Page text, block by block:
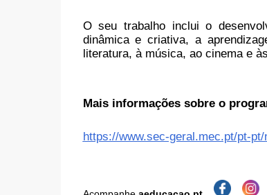
O seu trabalho inclui o
dinâmica e criativa, a
literatura, à música, ao cinema e
Mais informações sobre o
https://www.sec-geral.mec.pt/pt-pt/